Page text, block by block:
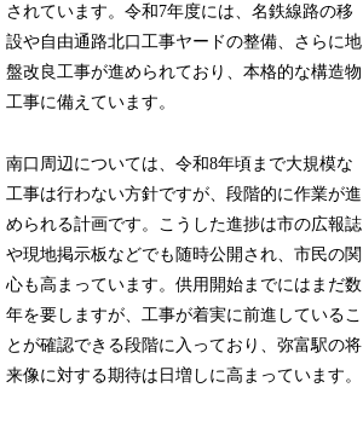
されています。令和7年度には、名鉄線路の移
設や自由通路北口工事ヤードの整備、さらに地
盤改良工事が進められており、本格的な構造物
工事に備えています。
南口周辺については、令和8年頃まで大規模な
工事は行わない方針ですが、段階的に作業が進
められる計画です。こうした進捗は市の広報誌
や現地掲示板などでも随時公開され、市民の関
心も高まっています。供用開始までにはまだ数
年を要しますが、工事が着実に前進しているこ
とが確認できる段階に入っており、弥富駅の将
来像に対する期待は日増しに高まっています。